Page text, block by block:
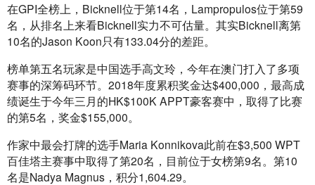
在GPI全榜上，Bicknell位于第14名，Lampropulos位于第59
名，从排名上来看Bicknell实力不可估量。其实Bicknell离第
10名的Jason Koon只有133.04分的差距。
榜单第五名玩家是中国选手高文玲，今年在澳门打入了多项
赛事的深筹码环节。2018年度累积奖金达$400,000，最高成
绩诞生于今年三月的HK$100K APPT豪客赛中，取得了比赛
的第5名，奖金$155,000。
作家中最会打牌的选手Maria Konnikova此前在$3,500 WPT
百佳塔主赛事中取得了第20名，目前位于女榜第9名。第10
名是Nadya Magnus，积分1,604.29。